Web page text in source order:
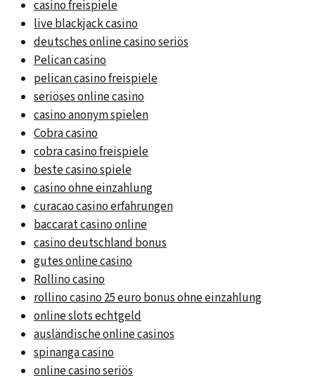
casino freispiele
live blackjack casino
deutsches online casino seriös
Pelican casino
pelican casino freispiele
seriöses online casino
casino anonym spielen
Cobra casino
cobra casino freispiele
beste casino spiele
casino ohne einzahlung
curacao casino erfahrungen
baccarat casino online
casino deutschland bonus
gutes online casino
Rollino casino
rollino casino 25 euro bonus ohne einzahlung
online slots echtgeld
ausländische online casinos
spinanga casino
online casino seriös